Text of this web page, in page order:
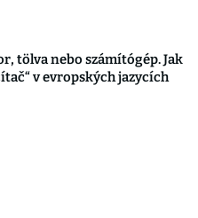
tölva nebo számítógép. Jak
v evropských jazycích